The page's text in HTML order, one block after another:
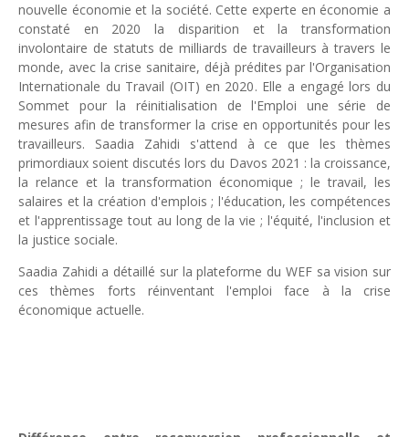
Unknown -May 09 2026
Tourisme : l'Afrique fait le pari du luxe et de la durabilité
Unknown-May 03 2026
Economie : quand le roi dollar grince
Unknown -Apr 26 2026
Tourisme : le Maroc confirme sa vitalité
Unknown
Aug 07 2026
Le cours de l'or au plus haut depuis juin 2026
Tsirisoa Edition-Aug 06 2026
Voaara Madagascar intègre Design Hotels. P. Kjellgren, son
Tsirisoa Edition- Aug 03 2026
nouvelle économie et la société. Cette experte en économie a
constaté en 2020 la disparition et la transformation
involontaire de statuts de milliards de travailleurs à travers le
monde, avec la crise sanitaire, déjà prédites par l'Organisation
Internationale du Travail (OIT) en 2020. Elle a engagé lors du
Sommet pour la réinitialisation de l'Emploi une série de
mesures afin de transformer la crise en opportunités pour les
travailleurs. Saadia Zahidi s'attend à ce que les thèmes
primordiaux soient discutés lors du Davos 2021 : la croissance,
la relance et la transformation économique ; le travail, les
salaires et la création d'emplois ; l'éducation, les compétences
et l'apprentissage tout au long de la vie ; l'équité, l'inclusion et
la justice sociale.
Saadia Zahidi a détaillé sur la plateforme du WEF sa vision sur
ces thèmes forts réinventant l'emploi face à la crise
économique actuelle.